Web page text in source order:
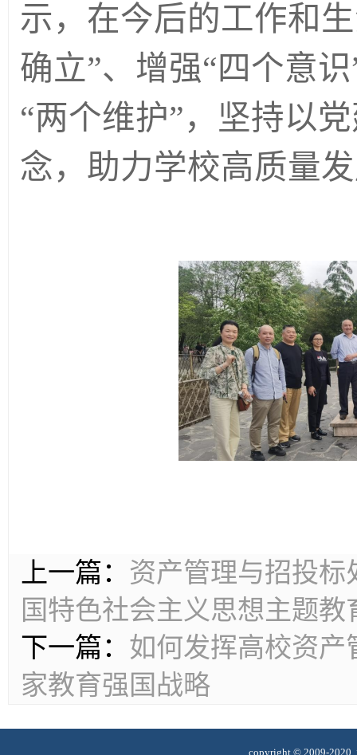
示，在今后的工作和
确立”、增强“四个意
“两个维护”，坚持以
念，助力学校高质量
上一篇： 资产管理与招投标
国特色社会主义思想主题
下一篇： 如何发挥高校资产
家教育强国战略
copyright © 2009-2020